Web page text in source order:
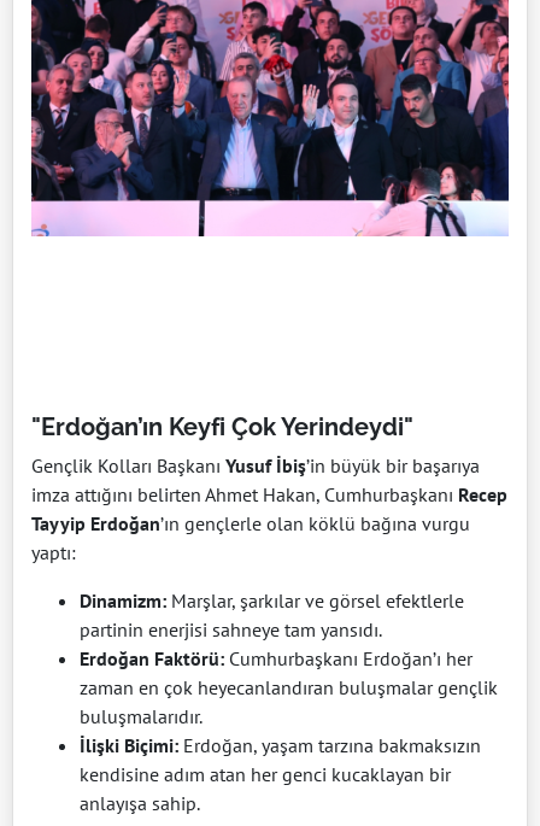
"Erdoğan’ın Keyfi Çok Yerindeydi"
Gençlik Kolları Başkanı Yusuf İbiş’in büyük bir başarıya
imza attığını belirten Ahmet Hakan, Cumhurbaşkanı Recep
Tayyip Erdoğan’ın gençlerle olan köklü bağına vurgu
yaptı:
Dinamizm: Marşlar, şarkılar ve görsel efektlerle
partinin enerjisi sahneye tam yansıdı.
Erdoğan Faktörü: Cumhurbaşkanı Erdoğan’ı her
zaman en çok heyecanlandıran buluşmalar gençlik
buluşmalarıdır.
İlişki Biçimi: Erdoğan, yaşam tarzına bakmaksızın
kendisine adım atan her genci kucaklayan bir
anlayışa sahip.